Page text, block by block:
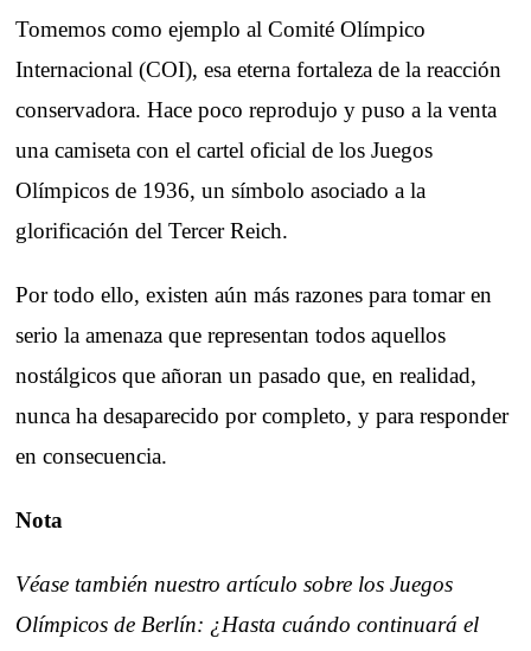
Tomemos como ejemplo al Comité Olímpico
Internacional (COI), esa eterna fortaleza de la reacción
conservadora. Hace poco reprodujo y puso a la venta
una camiseta con el cartel oficial de los Juegos
Olímpicos de 1936, un símbolo asociado a la
glorificación del Tercer Reich.
Por todo ello, existen aún más razones para tomar en
serio la amenaza que representan todos aquellos
nostálgicos que añoran un pasado que, en realidad,
nunca ha desaparecido por completo, y para responder
en consecuencia.
Nota
Véase también nuestro artículo sobre los Juegos
Olímpicos de Berlín: ¿Hasta cuándo continuará el